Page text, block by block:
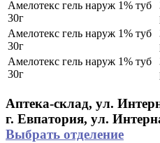
Амелотекс гель наруж 1% туб
30г
Амелотекс гель наруж 1% туб
30г
Амелотекс гель наруж 1% туб
30г
Аптека-склад, ул.
г. Евпатория, ул.
Выбрать отделение